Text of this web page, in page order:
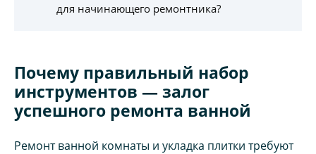
для начинающего ремонтника?
Почему правильный набор
инструментов — залог
успешного ремонта ванной
Ремонт ванной комнаты и укладка плитки требуют